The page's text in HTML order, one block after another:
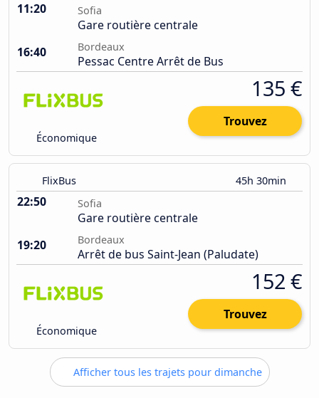
11:20 Sofia
Gare routière centrale
16:40
Bordeaux
Pessac Centre Arrêt de Bus
Économique
135 €
Trouvez
FlixBus 45h 30min
22:50 Sofia
Gare routière centrale
19:20
Bordeaux
Arrêt de bus Saint-Jean (Paludate)
Économique
152 €
Trouvez
Afficher tous les trajets pour dimanche